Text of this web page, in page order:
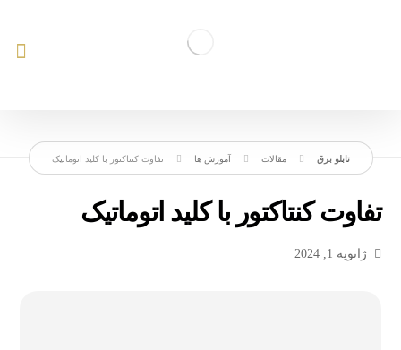
مقالات آموزش ها تفاوت کنتاکتور با کلید اتوماتیک
تفاوت کنتاکتور با کلید اتوماتیک
ژانویه 1, 2024